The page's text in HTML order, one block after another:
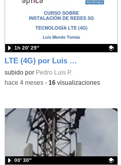
LTE (4G) por Luis Mendo Tomás; profesor de la ETSIT (UPM) - Parte 1
Contenido educativo.
subido por Pedro Luis P.
1h 20′ 29″
-hace 4 meses- 16visualizaciones
00′ 30″